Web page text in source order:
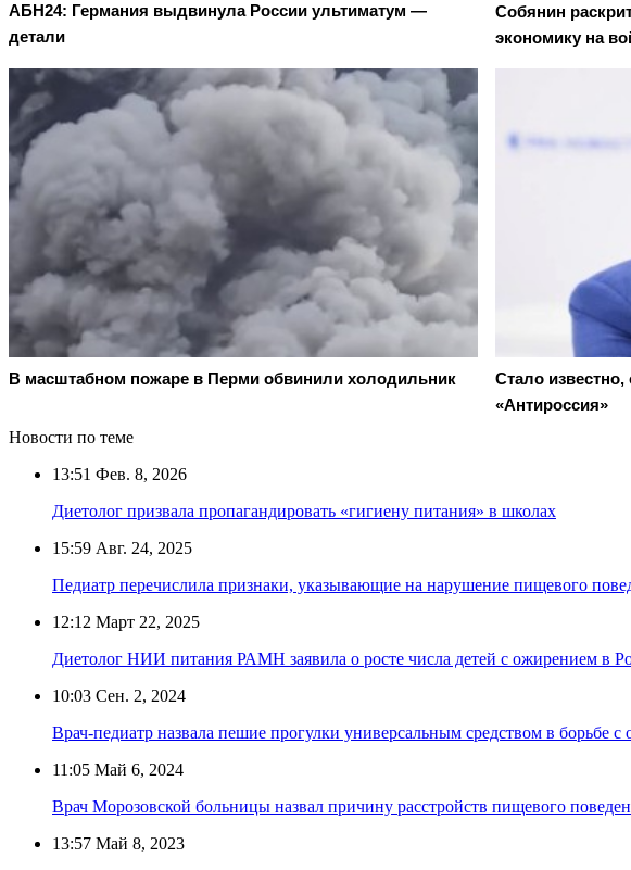
АБН24: Германия выдвинула России ультиматум —
детали
Собянин
экономику на
В масштабном пожаре в Перми обвинили холодильник
Стало известно,
«Антироссия»
Новости по теме
13:51 Фев. 8, 2026
Диетолог призвала пропагандировать «гигиену питания» в школах
15:59 Авг. 24, 2025
Педиатр перечислила признаки, указывающие на нарушение пищевого
12:12 Март 22, 2025
Диетолог НИИ питания РАМН заявила о росте числа детей с ожирением в
10:03 Сен. 2, 2024
Врач-педиатр назвала пешие прогулки универсальным средством в борьбе с
11:05 Май 6, 2024
Врач Морозовской больницы назвал причину расстройств пищевого
13:57 Май 8, 2023